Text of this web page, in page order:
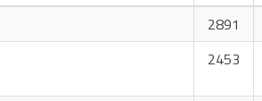
2891
2453